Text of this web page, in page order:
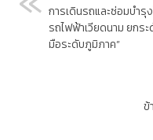
การเดินรถและซ่อมบำรุง
รถไฟฟ้าเวียดนาม ยกร
มือระดับภูมิภาค”
ข้